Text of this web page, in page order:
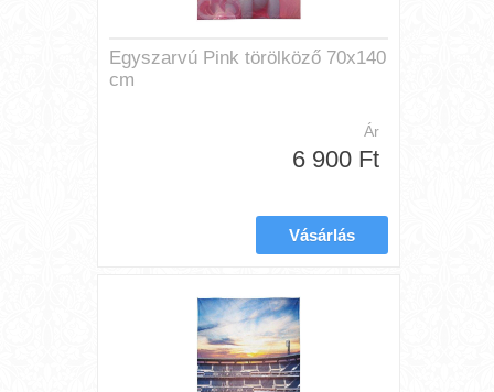
Egyszarvú Pink törölköző 70x140
cm
Ár
6 900 Ft